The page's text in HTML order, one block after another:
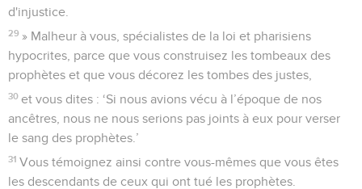
d'injustice.
29 » Malheur à vous, spécialistes de la loi et pharisiens
hypocrites, parce que vous construisez les tombeaux des
prophètes et que vous décorez les tombes des justes,
30 et vous dites : ‘Si nous avions vécu à l’époque de nos
ancêtres, nous ne nous serions pas joints à eux pour verser
le sang des prophètes.’
31 Vous témoignez ainsi contre vous-mêmes que vous êtes
les descendants de ceux qui ont tué les prophètes.